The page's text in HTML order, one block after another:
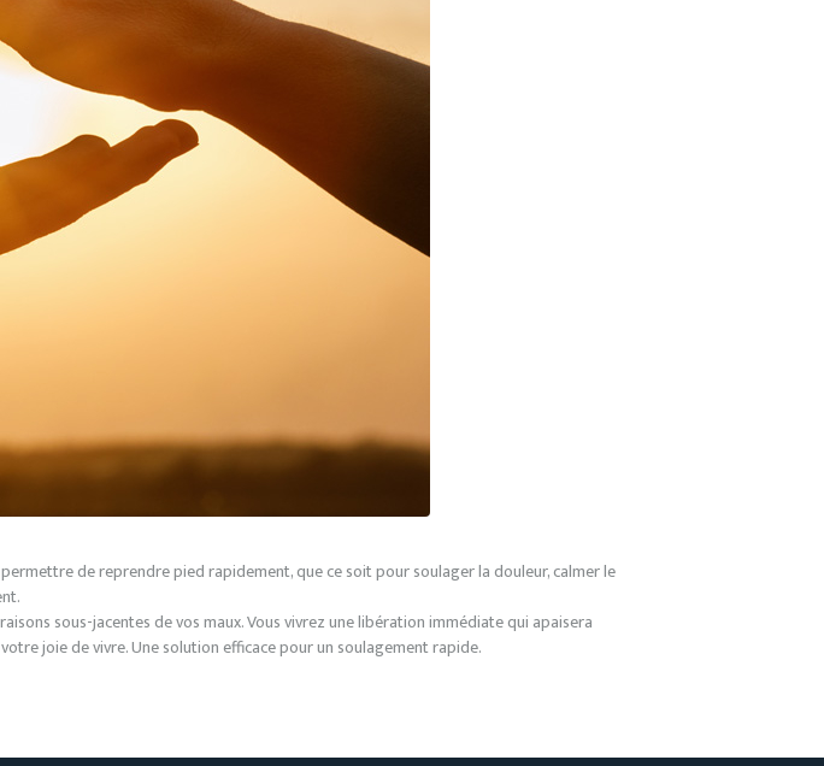
de reprendre pied rapidement, que ce soit pour soulager la douleur, calmer le
sous-jacentes de vos maux. Vous vivrez une libération immédiate qui apaisera
joie de vivre. Une solution efficace pour un soulagement rapide.